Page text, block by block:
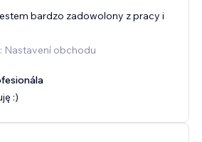
bardzo zadowolony z pracy i
Nastavení obchodu
:)